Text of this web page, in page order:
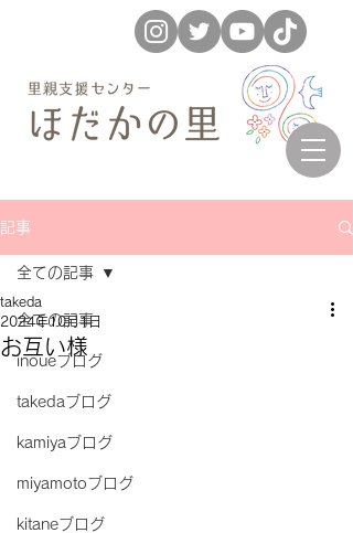
記事
全ての記事
inoueブログ
takedaブログ
kamiyaブログ
miyamotoブログ
kitaneブログ
全ての記事
お互い様
takeda
2024年10月1日